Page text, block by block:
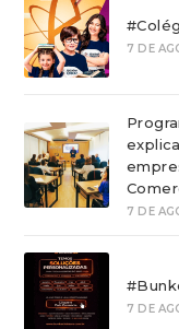
7 DE
7 DE
7 DE